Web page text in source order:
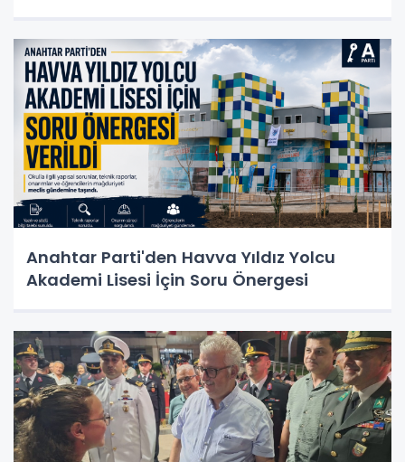
Anahtar Parti'den Havva Yıldız Yolcu
Akademi Lisesi İçin Soru Önergesi